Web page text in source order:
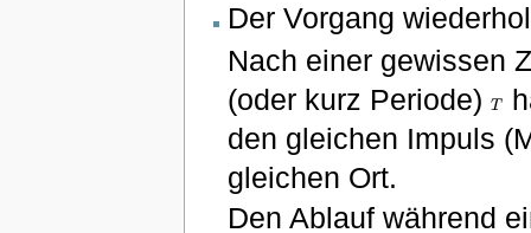
Der Vorgang
Nach einer gewissen
(oder kurz Periode)
TT
den gleichen Impuls
gleichen Ort.
Den Ablauf während